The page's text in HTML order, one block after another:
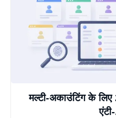
मल्टी-अकाउंटिंग के